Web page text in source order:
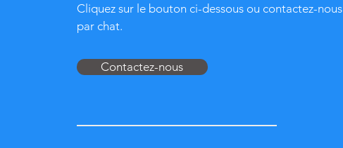
Cliquez sur le bouton ci-dessous ou contactez-nous
par chat.
Contactez-nous